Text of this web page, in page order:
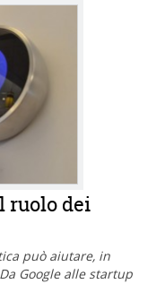
ruolo dei
può aiutare, in
Google alle startup